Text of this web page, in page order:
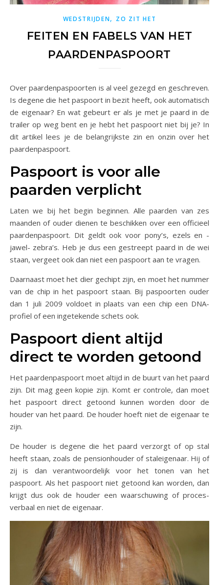
WEDSTRIJDEN, ZO ZIT HET
FEITEN EN FABELS VAN HET
PAARDENPASPOORT
Over paardenpaspoorten is al veel gezegd en geschreven.
Is degene die het paspoort in bezit heeft, ook automatisch
de eigenaar? En wat gebeurt er als je met je paard in de
trailer op weg bent en je hebt het paspoort niet bij je? In
dit artikel lees je de belangrijkste zin en onzin over het
paardenpaspoort.
Paspoort is voor alle
paarden verplicht
Laten we bij het begin beginnen. Alle paarden van zes
maanden of ouder dienen te beschikken over een officieel
paardenpaspoort. Dit geldt ook voor pony’s, ezels en -
jawel- zebra’s. Heb je dus een gestreept paard in de wei
staan, vergeet ook dan niet een paspoort aan te vragen.
Daarnaast moet het dier gechipt zijn, en moet het nummer
van de chip in het paspoort staan. Bij paspoorten ouder
dan 1 juli 2009 voldoet in plaats van een chip een DNA-
profiel of een ingetekende schets ook.
Paspoort dient altijd
direct te worden getoond
Het paardenpaspoort moet altijd in de buurt van het paard
zijn. Dit mag geen kopie zijn. Komt er controle, dan moet
het paspoort direct getoond kunnen worden door de
houder van het paard. De houder hoeft niet de eigenaar te
zijn.
De houder is degene die het paard verzorgt of op stal
heeft staan, zoals de pensionhouder of staleigenaar. Hij of
zij is dan verantwoordelijk voor het tonen van het
paspoort. Als het paspoort niet getoond kan worden, dan
krijgt dus ook de houder een waarschuwing of proces-
verbaal en niet de eigenaar.